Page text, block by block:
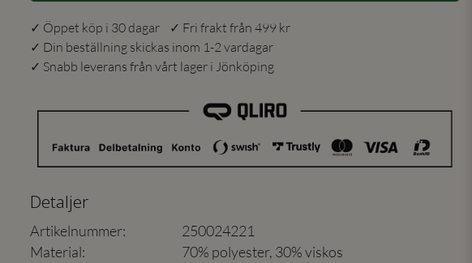
✓ Öppet köp i 30 dagar ✓ Fri frakt från 499 kr
✓ Din beställning skickas inom 1-2 vardagar
✓ Snabb leverans från vårt lager i Jönköping
Detaljer
Artikelnummer:
250024221
Material:
70% polyester, 30% viskos